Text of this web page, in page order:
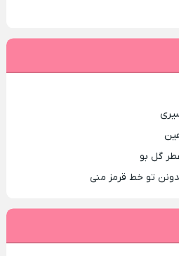
گل بو
تو خط قرمز منی